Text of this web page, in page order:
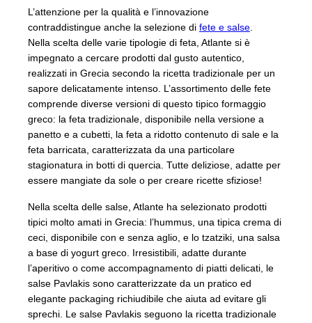
L’attenzione per la qualità e l’innovazione
contraddistingue anche la selezione di fete e salse
Nella scelta delle varie tipologie di feta, Atlante si è
impegnato a cercare prodotti dal gusto autentico,
realizzati in Grecia secondo la ricetta tradizionale per un
sapore delicatamente intenso. L’assortimento delle fete
comprende diverse versioni di questo tipico formaggio
greco: la feta tradizionale, disponibile nella versione a
panetto e a cubetti, la feta a ridotto contenuto di sale e la
feta barricata, caratterizzata da una particolare
stagionatura in botti di quercia. Tutte deliziose, adatte per
essere mangiate da sole o per creare ricette sfiziose!
Nella scelta delle salse, Atlante ha selezionato prodotti
tipici molto amati in Grecia: l’hummus, una tipica crema di
ceci, disponibile con e senza aglio, e lo tzatziki, una salsa
a base di yogurt greco. Irresistibili, adatte durante
l’aperitivo o come accompagnamento di piatti delicati, le
salse Pavlakis sono caratterizzate da un pratico ed
elegante packaging richiudibile che aiuta ad evitare gli
sprechi. Le salse Pavlakis seguono la ricetta tradizionale